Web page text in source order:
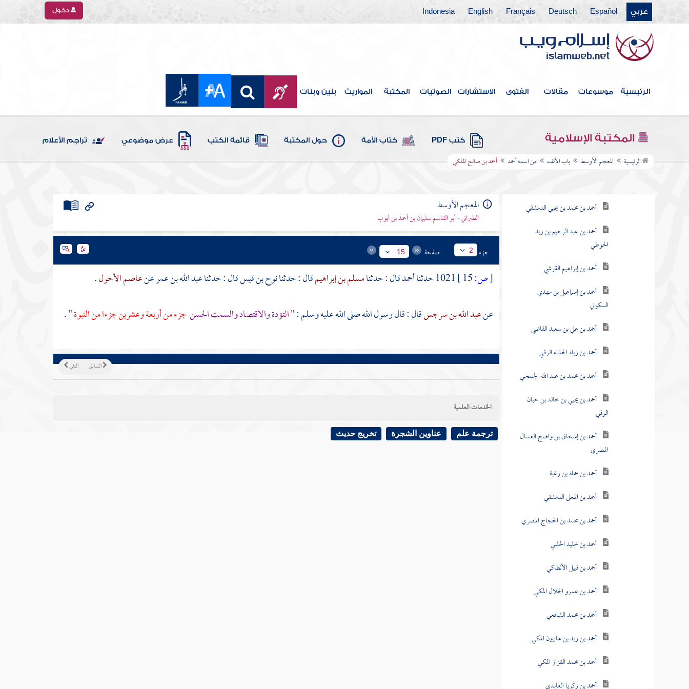
عربي Español
Deutsch
Français
English
Indonesia دخول
الرئيسية موسوعات مقالات الفتوى الاستشارات الصوتيات المكتبة المواريث بنين وبنات
المكتبة الإسلامية كتب PDF كتاب الأمة حول المكتبة قائمة الكتب عرض موضوعي تراجم الأعلام
الرئيسية المعجم الأوسط باب الألف من اسمه أحمد أحمد بن صالح الملكي
باب الألف
من اسمه أحمد
أحمد بن محمد بن يحيي الدمشقي
أحمد بن عبد الرحيم بن زيد
الحوطي
أحمد بن إبراهيم القرشي
أحمد بن إسماعيل بن مهدي
السكوني
أحمد بن علي بن سعيد القاضي
أحمد بن زياد الحذاء الرقي
أحمد بن محمد بن عبد الله الجمحي
أحمد بن يحيي بن خالد بن حيان
الرقي
أحمد بن إسحاق بن واضح العسال
المصري
أحمد بن حماد بن زغبة
أحمد بن المعلى الدمشقي
أحمد بن محمد بن الحجاج المصري
أحمد بن خليد الحلبي
أحمد بن قبيل الأنطاكي
أحمد بن عمرو الخلال المكي
أحمد بن محمد الشافعي
أحمد بن زيد بن هارون المكي
أحمد بن محمد القزاز المكي
أحمد بن زكريا العابدي
المعجم الأوسط
الطبراني - أبو القاسم سليمان بن أحمد بن أيوب
جزء 2 صفحة 15
[ص: 1021 حدثنا أحمدقال : حدثنامسلم بن إبراهيمقال : حدثنانوح بن قيسقال : حدثناعبد الله بن عمرعنعاصم الأحول.
عنعبد الله بن سرجسقال : قال رسول الله صلى الله عليه وسلم :"التؤدة والاقتصاد والسمت الحسنجزء من أربعة وعشرين جزءا من النبوة ".
التالي السابق
الخدمات العلمية
ترجمة علم عناوين الشجرة تخريج حديث